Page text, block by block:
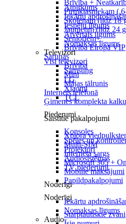
Brīvība +
Pirmklasniekam (
Skolēnam (līdz 18
Jaunietim (līdz 24
Senioriem+
Brīvība Eiropā VIP
Sarunas
Brīvība
Mini
Mājas tālrunis
Internets telefonā
Ģimenes komplekta
Saistītie pakalpojumi
Xplora
Multi-SIM
Interneta sargs
Microsoft 365 +
Mobilie maksājumi
Papildpakalpojumi
Noderīgi
Starptautiskie zvani
Atpirkums
Iekārtu
Iespēju līgums
Atvērtais līgums
Nomaksas līgums
Televizori
Visi televizori
Samsung
LG
Xiaomi
TCL
Piederumi
Konsoles
Spēles un
Projektori
Audiosistēmas
TV piederumi
Noderīgi
Iekārtu
Nomaksas līgums
Audio